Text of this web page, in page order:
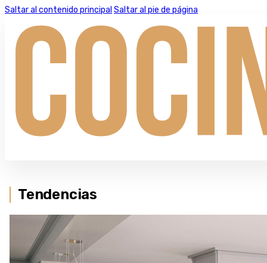
Saltar al contenido principal Saltar al pie de página
Tendencias